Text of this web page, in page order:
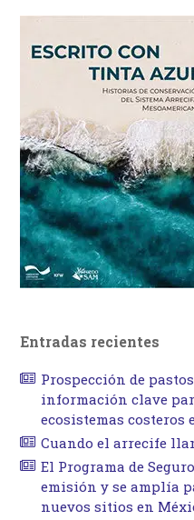
Entradas recientes
Prospección de
información clave
ecosistemas costeros
Cuando el arrecife
El Programa de
emisión y se amplía
nuevos sitios en